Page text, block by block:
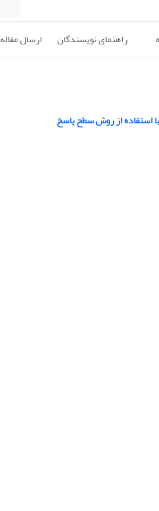
راهنمای نویسندگان ارسال مقاله
استفاده از روش سطح پاسخ